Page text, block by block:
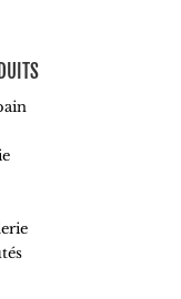
4,45€